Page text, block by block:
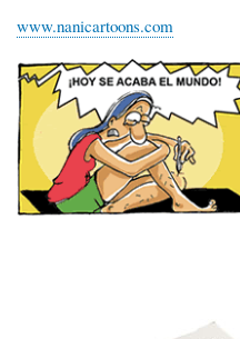
www.nanicartoons.com